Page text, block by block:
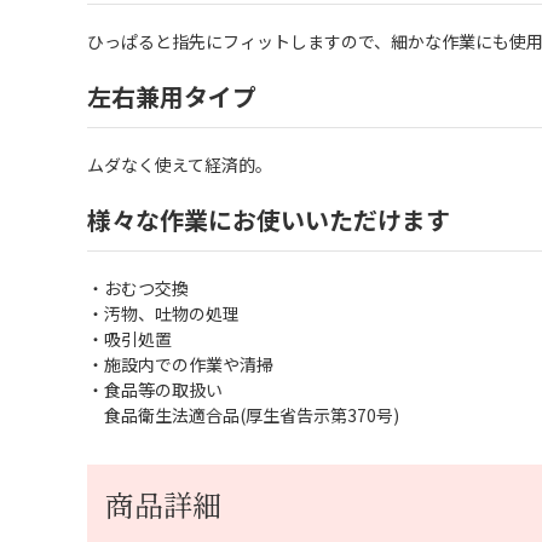
ひっぱると指先にフィットしますので、細かな作業にも使用
左右兼用タイプ
ムダなく使えて経済的。
様々な作業にお使いいただけます
・おむつ交換
・汚物、吐物の処理
・吸引処置
・施設内での作業や清掃
・食品等の取扱い
食品衛生法適合品(厚生省告示第370号)
商品詳細